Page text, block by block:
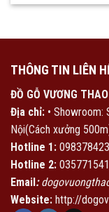
THÔNG TIN LIÊN
ĐỒ GỖ VƯƠNG THAO
Địa chỉ: • Showroom:
Nội(Cách xưởng
Hotline 1:
Hotline 2:
Email :
Website: http://